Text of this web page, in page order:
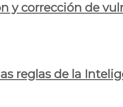
y corrección de
reglas de la